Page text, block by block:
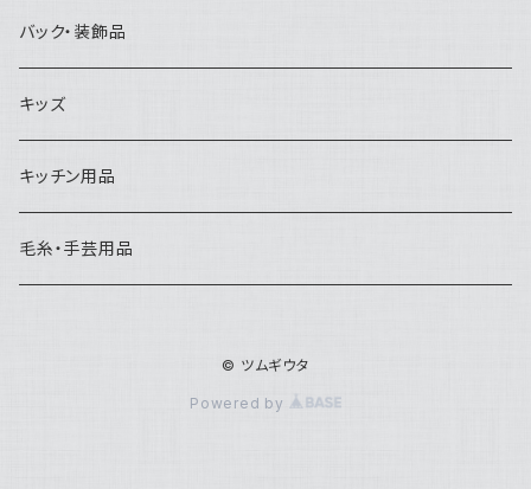
くつ下・タイツ
バック・装飾品
キッズ
キッチン用品
毛糸・手芸用品
© ツムギウタ
Powered by